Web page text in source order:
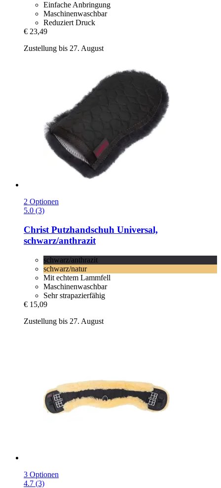
Einfache Anbringung
Maschinenwaschbar
Reduziert Druck
€ 23,49
Zustellung bis 27. August
2 Optionen
5.0 (3)
Christ Putzhandschuh Universal,
schwarz/anthrazit
schwarz/anthrazit
schwarz/natur
Mit echtem Lammfell
Maschinenwaschbar
Sehr strapazierfähig
€ 15,09
Zustellung bis 27. August
3 Optionen
4.7 (3)